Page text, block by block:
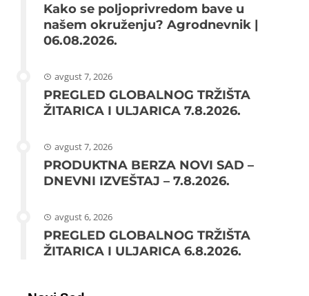
Kako se poljoprivredom bave u
našem okruženju? Agrodnevnik |
06.08.2026.
avgust 7, 2026
PREGLED GLOBALNOG TRŽIŠTA
ŽITARICA I ULJARICA 7.8.2026.
avgust 7, 2026
PRODUKTNA BERZA NOVI SAD –
DNEVNI IZVEŠTAJ – 7.8.2026.
avgust 6, 2026
PREGLED GLOBALNOG TRŽIŠTA
ŽITARICA I ULJARICA 6.8.2026.